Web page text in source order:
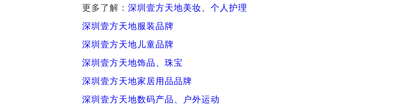
更多了解： 深圳壹方天地美妆、个人护理
深圳壹方天地服装品牌
深圳壹方天地儿童品牌
深圳壹方天地饰品、珠宝
深圳壹方天地家居用品品牌
深圳壹方天地数码产品、户外运动